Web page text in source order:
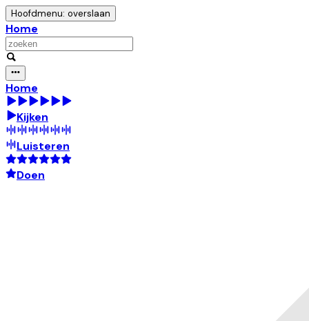
Hoofdmenu: overslaan
Home
Home
Kijken
Luisteren
Doen